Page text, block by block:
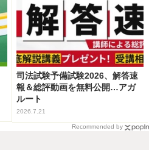
司法試験予備試験2026、解答速
報＆総評動画を無料公開…アガ
ルート
2026.7.21
Recommended by